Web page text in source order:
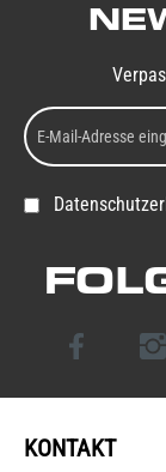
KONTAKT